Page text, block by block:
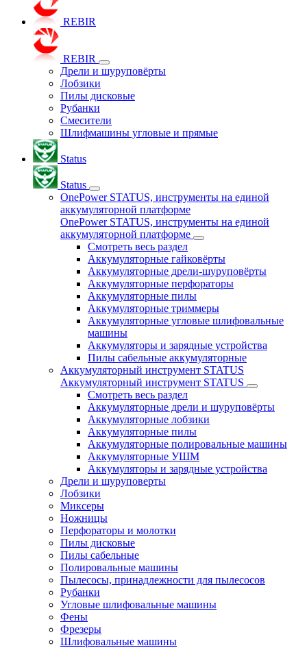
REBIR
REBIR
Дрели и шуруповёрты
Лобзики
Пилы дисковые
Рубанки
Смесители
Шлифмашины угловые и прямые
Status
Status
OnePower STATUS, инструменты на единой
аккумуляторной платформе
OnePower STATUS, инструменты на единой
аккумуляторной платформе
Смотреть весь раздел
Аккумуляторные гайковёрты
Аккумуляторные дрели-шуруповёрты
Аккумуляторные перфораторы
Аккумуляторные пилы
Аккумуляторные триммеры
Аккумуляторные угловые шлифовальные
машины
Аккумуляторы и зарядные устройства
Пилы сабельные аккумуляторные
Аккумуляторный инструмент STATUS
Аккумуляторный инструмент STATUS
Смотреть весь раздел
Аккумуляторные дрели и шуруповёрты
Аккумуляторные лобзики
Аккумуляторные пилы
Аккумуляторные полировальные машины
Аккумуляторные УШМ
Аккумуляторы и зарядные устройства
Дрели и шуруповерты
Лобзики
Миксеры
Ножницы
Перфораторы и молотки
Пилы дисковые
Пилы сабельные
Полировальные машины
Пылесосы, принадлежности для пылесосов
Рубанки
Угловые шлифовальные машины
Фены
Фрезеры
Шлифовальные машины